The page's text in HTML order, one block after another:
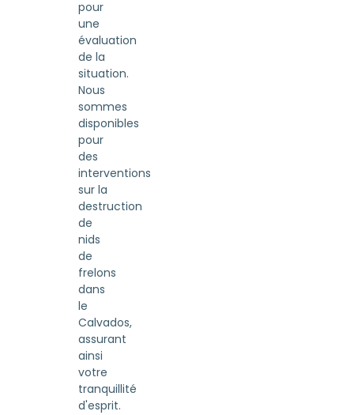
pour
une
évaluation
de la
situation.
Nous
sommes
disponibles
pour
des
interventions
sur la
destruction
de
nids
de
frelons
dans
le
Calvados,
assurant
ainsi
votre
tranquillité
d'esprit.